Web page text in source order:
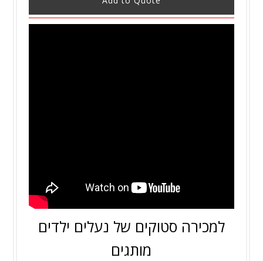
למכירה סטוקים של נעלים ילדים
מותגים